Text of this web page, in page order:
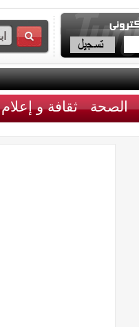
الصحة ثقافة و إعلام